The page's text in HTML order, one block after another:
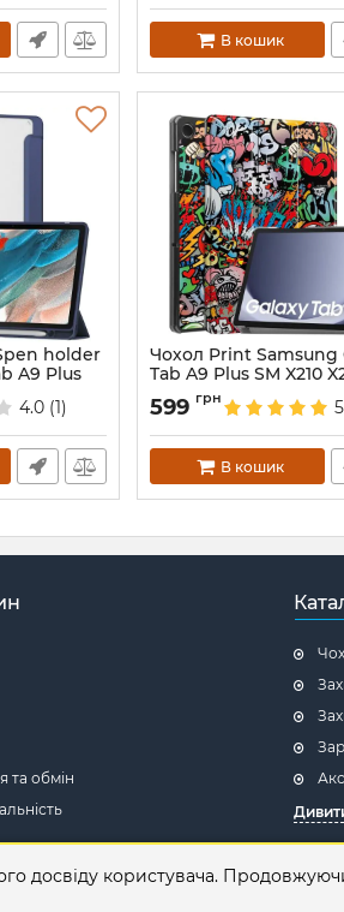
В кошик
holder
A9 Plus
4.0 (1)
Чохол Print Samsung
Tab A9 Plus SM X210
Graffiti
Артикул: 7256
599 грн
В кошик
та обмін
магазин
досвіду користувача.